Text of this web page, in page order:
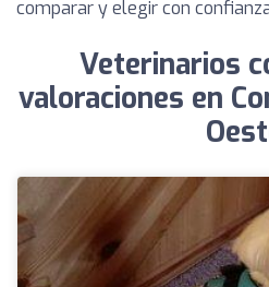
comparar y elegir con
Veterinarios
valoraciones en